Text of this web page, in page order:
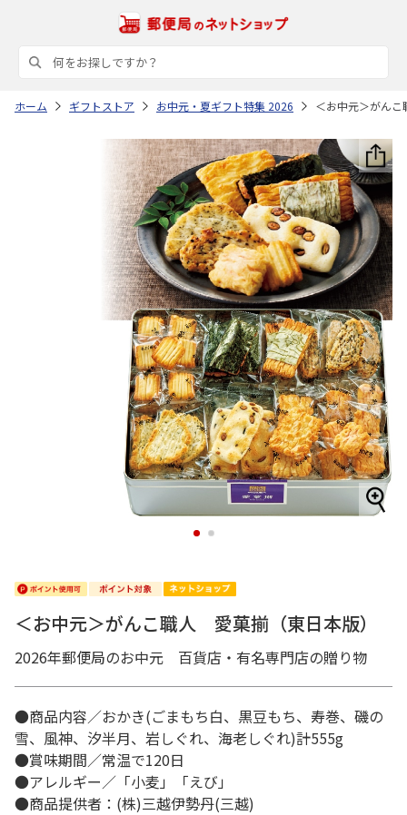
ホーム ギフトストア お中元・夏ギフト特集 2026 ＜お中元＞がん
1 2
＜お中元＞がんこ職人 愛菓揃（東日本版）
2026年郵便局のお中元 百貨店・有名専門店の贈り物
●商品内容／おかき(ごまもち白、黒豆もち、寿巻、磯の
雪、風神、汐半月、岩しぐれ、海老しぐれ)計555g
●賞味期間／常温で120日
●アレルギー／「小麦」「えび」
●商品提供者：(株)三越伊勢丹(三越)